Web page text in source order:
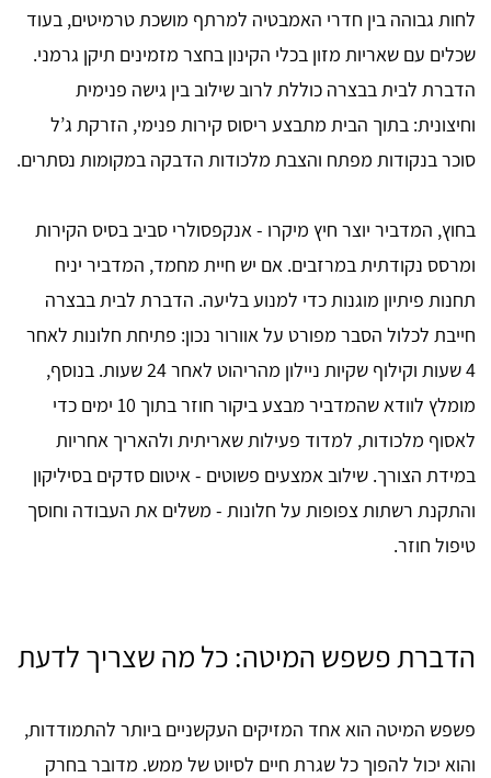
לחות גבוהה בין חדרי האמבטיה למרתף מושכת טרמיטים, בעוד
שכלים עם שאריות מזון בכלי הקינון בחצר מזמינים תיקן גרמני.
הדברת לבית בבצרה כוללת לרוב שילוב בין גישה פנימית
וחיצונית: בתוך הבית מתבצע ריסוס קירות פנימי, הזרקת ג’ל
סוכר בנקודות מפתח והצבת מלכודות הדבקה במקומות נסתרים.
בחוץ, המדביר יוצר חיץ מיקרו - אנקפסולרי סביב בסיס הקירות
ומרסס נקודתית במרזבים. אם יש חיית מחמד, המדביר יניח
תחנות פיתיון מוגנות כדי למנוע בליעה. הדברת לבית בבצרה
חייבת לכלול הסבר מפורט על אוורור נכון: פתיחת חלונות לאחר
4 שעות וקילוף שקיות ניילון מהריהוט לאחר 24 שעות. בנוסף,
מומלץ לוודא שהמדביר מבצע ביקור חוזר בתוך 10 ימים כדי
לאסוף מלכודות, למדוד פעילות שאריתית ולהאריך אחריות
במידת הצורך. שילוב אמצעים פשוטים - איטום סדקים בסיליקון
והתקנת רשתות צפופות על חלונות - משלים את העבודה וחוסך
טיפול חוזר.
הדברת פשפש המיטה: כל מה שצריך לדעת
פשפש המיטה הוא אחד המזיקים העקשניים ביותר להתמודדות,
והוא יכול להפוך כל שגרת חיים לסיוט של ממש. מדובר בחרק